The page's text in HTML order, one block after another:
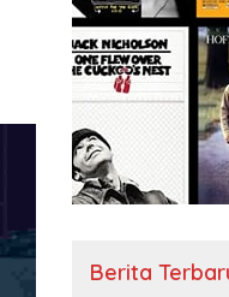
Berita